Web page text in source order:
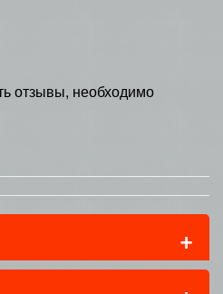
отзывы, необходимо
+